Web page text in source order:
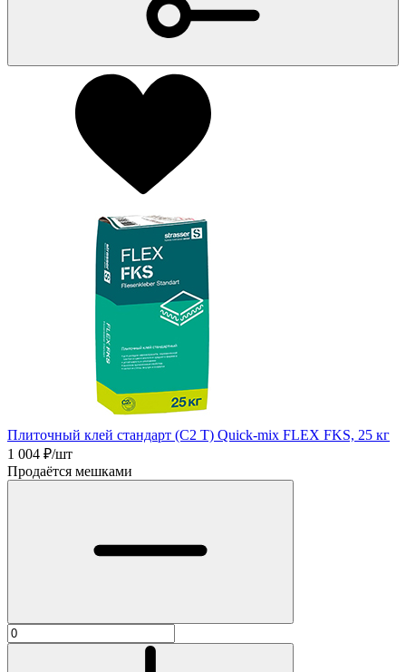
Плиточный клей стандарт (C2 T) Quick-mix FLEX FKS, 25 кг
1 004 ₽/шт
Продаётся мешками